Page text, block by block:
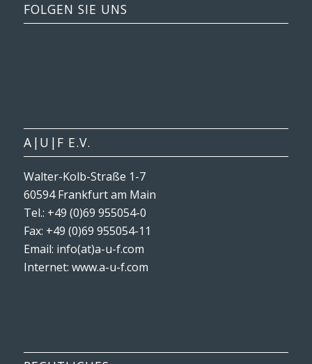
FOLGEN SIE UNS
A|U|F E.V.
Walter-Kolb-Straße 1-7
60594 Frankfurt am Main
Tel.: +49 (0)69 955054-0
Fax: +49 (0)69 955054-11
Email: info(at)a-u-f.com
Internet: www.a-u-f.com